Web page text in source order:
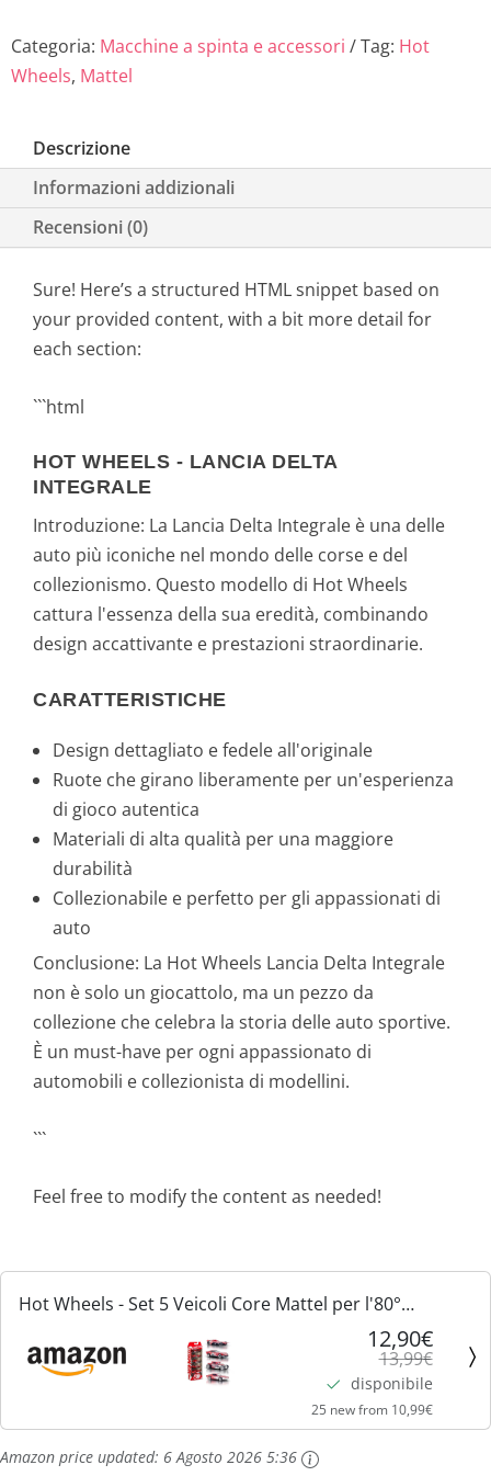
a
:
3
9
.
,
9
€
Categoria: Macchine a spinta e accessori Tag: Hot
Wheels, Mattel
Descrizione
Informazioni addizionali
Recensioni (0)
Sure! Here’s a structured HTML snippet based on
your provided content, with a bit more detail for
each section:
```html
HOT WHEELS - LANCIA DELTA
INTEGRALE
Introduzione: La Lancia Delta Integrale è una delle
auto più iconiche nel mondo delle corse e del
collezionismo. Questo modello di Hot Wheels
cattura l'essenza della sua eredità, combinando
design accattivante e prestazioni straordinarie.
CARATTERISTICHE
Design dettagliato e fedele all'originale
Ruote che girano liberamente per un'esperienza
di gioco autentica
Materiali di alta qualità per una maggiore
durabilità
Collezionabile e perfetto per gli appassionati di
auto
Conclusione: La Hot Wheels Lancia Delta Integrale
non è solo un giocattolo, ma un pezzo da
collezione che celebra la storia delle auto sportive.
È un must-have per ogni appassionato di
automobili e collezionista di modellini.
```
Feel free to modify the content as needed!
Hot Wheels - Set 5 Veicoli Core Mattel per l'80°
Anniversario, macchinine in Scala 1:64 con Decorazioni
e Confezione da Collezione, Giocattolo per Bambini,...
12,90€
13,99€
disponibile
25 new from 10,99€
Amazon price updated: 6 Agosto 2026 5:36